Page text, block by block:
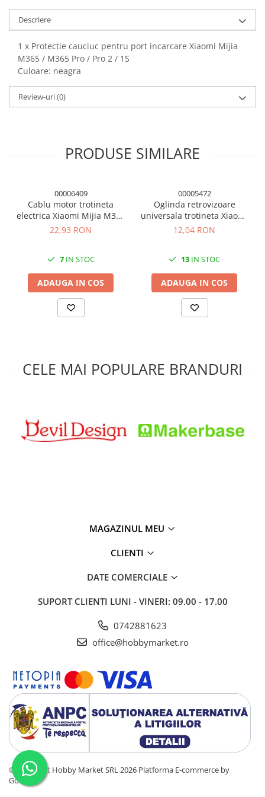
Panouri solare
Scule si aparate de masura
Aparate de masura si testare
Scule manuale si electrice
Lipit si accesorii lipit
Cabluri, conectori si izolatie
Cabluri si adaptoare
Conectori, mufe si blocuri
terminale
Rezistente si termistori
Condensatori si rezonatoare
Diode si punti redresoare
Tranzistori si circuite integrate
Smart Home
Descriere
1 x Protectie cauciuc pentru port incarcare Xiaomi Mijia
M365 / M365 Pro / Pro 2 / 1S
Culoare: neagra
Review-uri(0)
PRODUSE SIMILARE
00006409
Cablu motor trotineta
electrica Xiaomi Mijia M365
/ M365 Pro / Pro 2 / 1S
22,93 RON
7IN STOC
ADAUGA IN COS
00005472
Oglinda retrovizoare
universala trotineta Xiaomi
M365/ M365 PRO
12,04 RON
13 IN STOC
ADAUGA IN COS
CELE MAI POPULARE BRANDURI
MAGAZINUL MEU
CLIENTI
DATE COMERCIALE
SUPORT CLIENTI LUNI - VINERI: 09.00 - 17.00
0742881623
office@hobbymarket.ro
©Copyright Hobby Market SRL 2026 Platforma E-commerce by
Gomag